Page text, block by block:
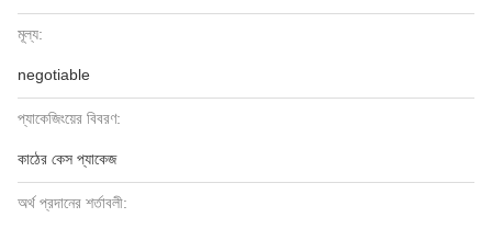
মূল্য:
negotiable
প্যাকেজিংয়ের বিবরণ:
কাঠের কেস প্যাকেজ
অর্থ প্রদানের শর্তাবলী: